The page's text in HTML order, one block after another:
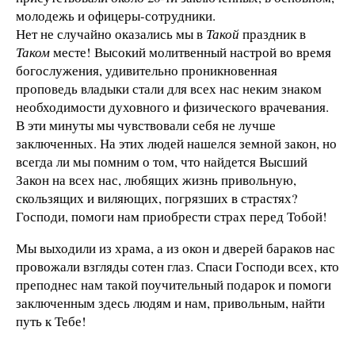
молодежь и офицеры-сотрудники.
Нет не случайно оказались мы в Такойпраздник в
Такомместе! Высокий молитвенный настрой во время
богослужения, удивительно проникновенная
проповедь владыки стали для всех нас неким знаком
необходимости духовного и физического врачевания.
В эти минуты мы чувствовали себя не лучше
заключенных. На этих людей нашелся земной закон, но
всегда ли мы помним о том, что найдется Высший
Закон на всех нас, любящих жизнь привольную,
скользящих и виляющих, погрязших в страстях?
Господи, помоги нам приобрести страх перед Тобой!
Мы выходили из храма, а из окон и дверей бараков нас
провожали взгляды сотен глаз. Спаси Господи всех, кто
преподнес нам такой поучительный подарок и помоги
заключенным здесь людям и нам, привольным, найти
путь к Тебе!